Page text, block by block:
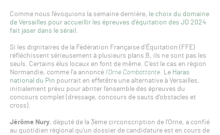
Comme nous l’évoquions la semaine dernière, le choix du domaine
de Versailles pour accueillir les épreuves d’équitation des JO 2024
fait jaser dans le sérail .
Si les dignitaires de la Fédération Française d’Équitation (FFE)
réfléchissent sérieusement à plusieurs plans B, ils ne sont pas les
seuls. Certains élus locaux en font de même. C’est le cas en région
Normandie, comme l’a annoncé l’Orne Combattante. Le Haras
national du Pin pourrait en effetêtre une alternative à Versailles,
initialement prévu pour abriter l’ensemble des épreuves du
concours complet (dressage, concours de sauts d’obstacles et
cross).
Jérôme Nury, député de la 3ème circonscription de l’Orne, a confié
au quotidien régional qu’un dossier de candidature est en cours de